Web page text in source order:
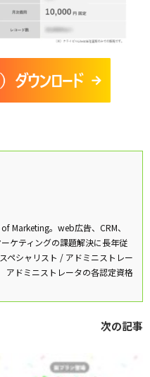
Marketing。web広告、CRM、
ケティングの課題解決に長年従
ペシャリスト / アドミニストレー
ドミニストレータの各認定資格
次の記事